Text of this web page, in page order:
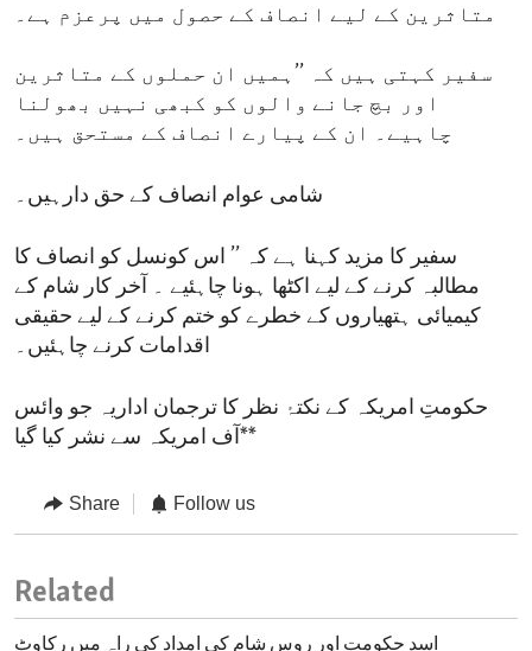
متاثرین کے لیے انصاف کے حصول میں پرعزم ہے۔
سفیر کہتی ہیں کہ ’’ہمیں ان حملوں کے متاثرین
اور بچ جانے والوں کو کبھی نہیں بھولنا
چاہیے۔ ان کے پیارے انصاف کے مستحق ہیں۔
شامی عوام انصاف کے حق دارہیں۔
سفیر کا مزید کہنا ہے کہ ’’ اس کونسل کو انصاف کا
مطالبہ کرنے کے لیے اکٹھا ہونا چاہئیے ۔ آخر کار شام کے
کیمیائی ہتھیاروں کے خطرے کو ختم کرنے کے لیے حقیقی
اقدامات کرنے چاہئیں۔
حکومتِ امریکہ کے نکتۂ نظر کا ترجمان اداریہ جو وائس
آف امریکہ سے نشر کیا گیا**
Share Follow us
Related
اسد حکومت اور روس شام کی امداد کی راہ میں رکاوٹ